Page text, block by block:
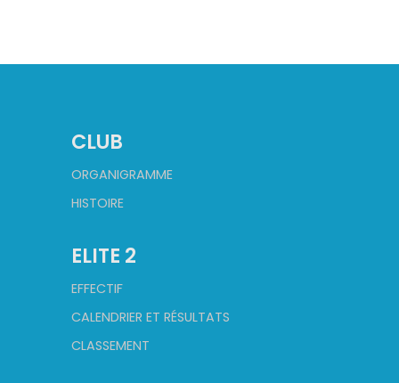
CLUB
ORGANIGRAMME
HISTOIRE
ELITE 2
EFFECTIF
CALENDRIER ET RÉSULTATS
CLASSEMENT